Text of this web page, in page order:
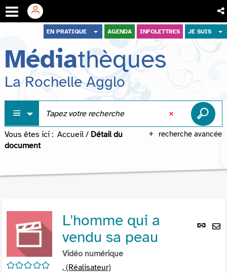
menu
contenu
recherche
EN PRATIQUE AGENDA INFOLETTRES JE SUIS
Médiathèques
La Rochelle Agglo
recherche avancée
Vous êtes ici : Accueil / Détail du
document
Lien
/5
L'homme qui a
vendu sa peau
Vidéo numérique
, (Réalisateur)